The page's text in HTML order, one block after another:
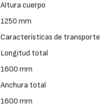
Altura cuerpo
1250 mm
Características de transporte
Longitud total
1600 mm
Anchura total
1600 mm